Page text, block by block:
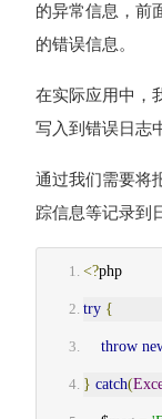
的异常信息，前
的错误信息。
在实际应用中，
写入到错误日志
通过我们需要将
踪信息等记录到
<?php
try {
throw
} catch(